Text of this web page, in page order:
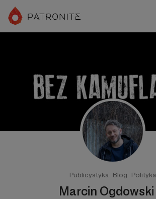
Publicystyka Blog Polityka
Marcin Ogdowski